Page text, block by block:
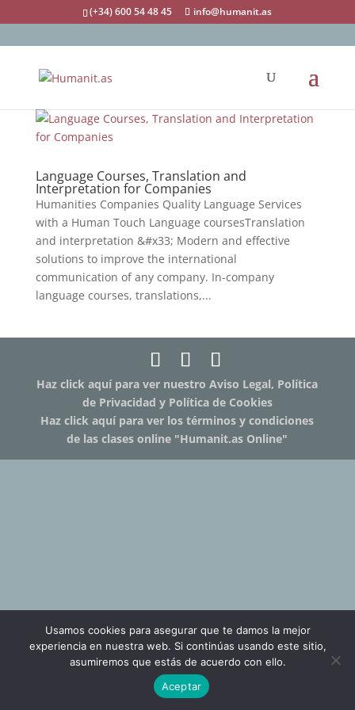
(+34) 600 54 48 45 info@humanit.as
Language Courses, Translation and
Interpretation for Companies
Humanities Companies Quality Language Services
with a Human Touch Language coursesTranslation
and interpretation &#x33; Modern and effective
solutions to improve the international
communication of any company. In-company
language courses, translations,...
Haz click aquí para ver nuestro Aviso Legal, Política
de Privacidad y Política de Cookies
Haz click aquí para ver los términos y condiciones
de las clases online "Humanit.as Online"
Usamos cookies para asegurar que te damos la mejor
experiencia en nuestra web. Si continúas usando este sitio,
asumiremos que estás de acuerdo con ello.
Aceptar